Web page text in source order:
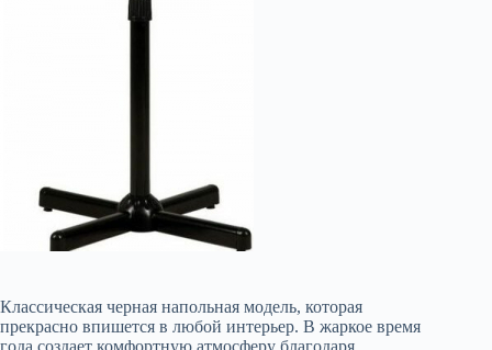
Классическая черная напольная модель, которая
прекрасно впишется в любой интерьер. В жаркое время
года создает комфортную атмосферу благодаря